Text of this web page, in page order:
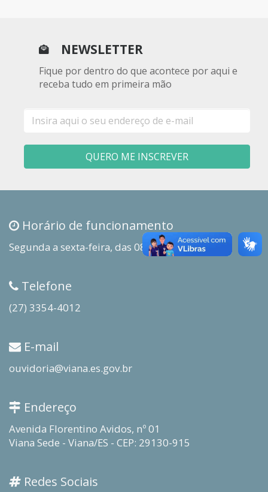
NEWSLETTER
Fique por dentro do que acontece por aqui e
receba tudo em primeira mão
mail
QUERO ME INSCREVER
Horário de funcionamento
Segunda a sexta-feira, das 08h00 às 18h00
Telefone
(27) 3354-4012
E-mail
ouvidoria@viana.es.gov.br
Endereço
Avenida Florentino Avidos, nº 01
Viana Sede - Viana/ES - CEP: 29130-915
Redes Sociais